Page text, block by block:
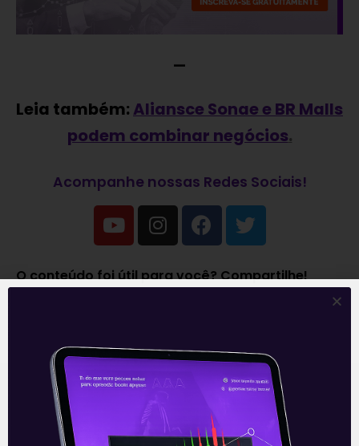
—
Leia também:Aliansce Sonae e BR Malls
podem combinar negócios.
Acompanhe nossas Redes Sociais!
O conteúdo foi útil para você? Compartilhe!
Recomendado para